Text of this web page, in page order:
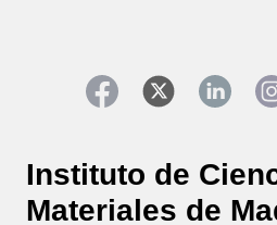
Instituto de
Materiales de